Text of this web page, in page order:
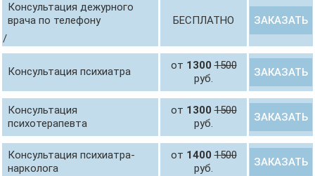
Консультация дежурного
врача по телефону
/
БЕСПЛАТНО ЗАКАЗАТЬ
Консультация психиатра от 13001500
руб.
ЗАКАЗАТЬ
Консультация
психотерапевта
от 13001500
руб.
ЗАКАЗАТЬ
Консультация психиатра-
нарколога
от 14001500
руб.
ЗАКАЗАТЬ